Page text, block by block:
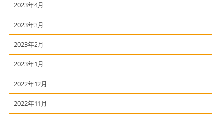
2023年4月
2023年3月
2023年2月
2023年1月
2022年12月
2022年11月